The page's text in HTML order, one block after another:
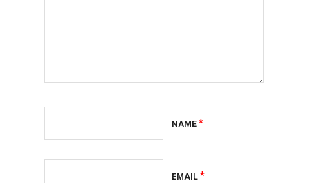
NAME *
EMAIL *